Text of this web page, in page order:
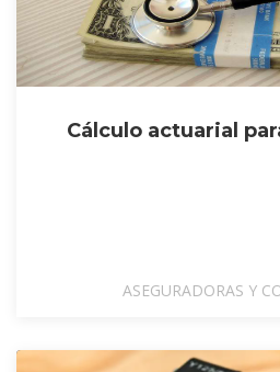
Cálculo actuarial
ASEGURADORAS Y